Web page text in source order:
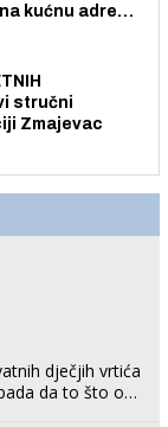
kućnu adresu
stručni
Zmajevac
dječjih vrtića
da to što oni